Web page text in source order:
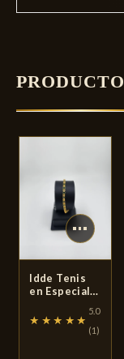
Idde Tenis
en Especial
★★★★★
★★★★★
5.0
(1)